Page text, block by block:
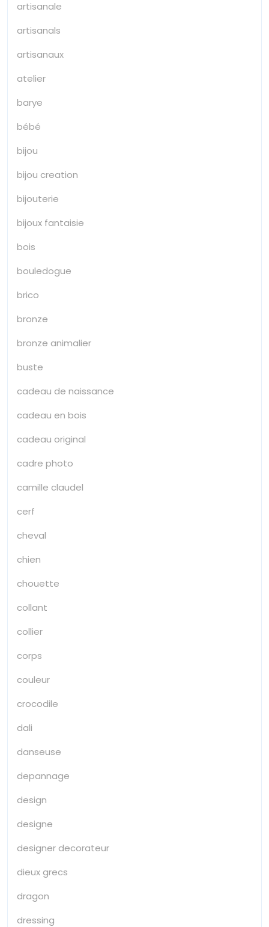
artisanale
artisanals
artisanaux
atelier
barye
bébé
bijou
bijou creation
bijouterie
bijoux fantaisie
bois
bouledogue
brico
bronze
bronze animalier
buste
cadeau de naissance
cadeau en bois
cadeau original
cadre photo
camille claudel
cerf
cheval
chien
chouette
collant
collier
corps
couleur
crocodile
dali
danseuse
depannage
design
designe
designer decorateur
dieux grecs
dragon
dressing